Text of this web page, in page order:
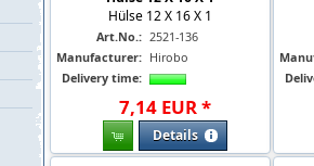
Hülse 12 X 16 X 1
Art.No.: 2521-136
Manufacturer: Hirobo
Delivery time:
7,14 EUR*
Details